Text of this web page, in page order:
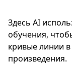
Здесь AI
обучения,
кривые линии
произведения.